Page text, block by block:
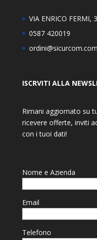
VIA ENRICO FERMI,
0587 420019
ordini@sicurcom.com
ISCRVITI ALLA
Rimani aggiornato su
ricevere offerte, inviti
con i tuoi dati!
Nome e Azienda
Email
Telefono